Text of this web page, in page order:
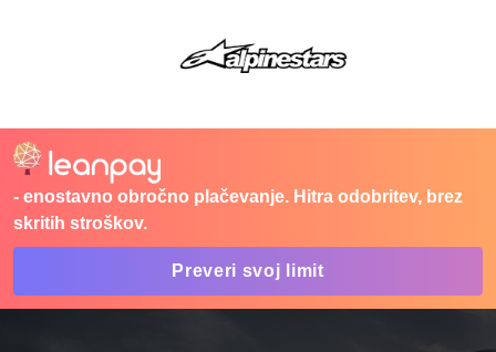
- enostavno obročno plačevanje. Hitra odobritev, brez
skritih stroškov.
Preveri svoj limit